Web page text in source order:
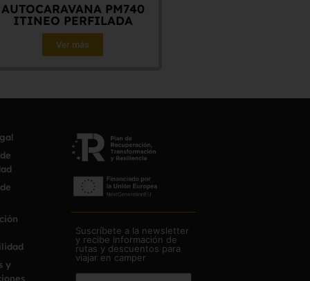
AUTOCARAVANA PM740
ITINEO PERFILADA
Ver más
y
Suscríbete a la newsletter
y recibe información de
rutas y descuentos para
viajar en camper